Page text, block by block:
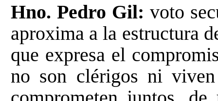
Hno. Pedro Gil: voto
aproxima a la estructura
que expresa el
no son clérigos ni